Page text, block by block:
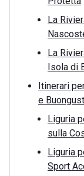
La
La
Isola di
Itinerari
e
Liguria
sulla
Liguria
Sport